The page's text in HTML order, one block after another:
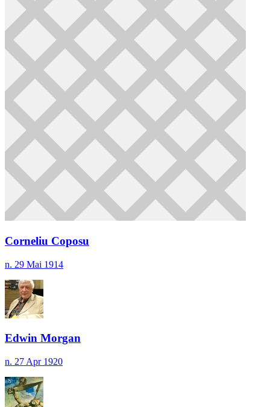
Corneliu Coposu
n. 29 Mai 1914
Edwin Morgan
n. 27 Apr 1920